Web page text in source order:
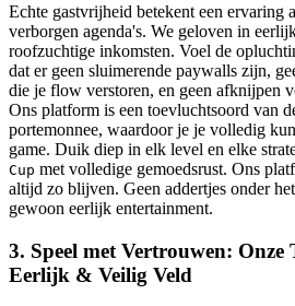
Echte gastvrijheid betekent een ervaring
verborgen agenda's. We geloven in
roofzuchtige inkomsten. Voel de
dat er geen sluimerende paywalls zijn,
die je flow verstoren, en geen afknijpen
Ons platform is een toevluchtsoord van
portemonnee, waardoor je je volledig
game. Duik diep in elk level en elke
Cup met volledige gemoedsrust. Ons
altijd zo blijven. Geen addertjes onder
gewoon eerlijk entertainment.
3. Speel met Vertrouwen: Onze
Eerlijk & Veilig Veld